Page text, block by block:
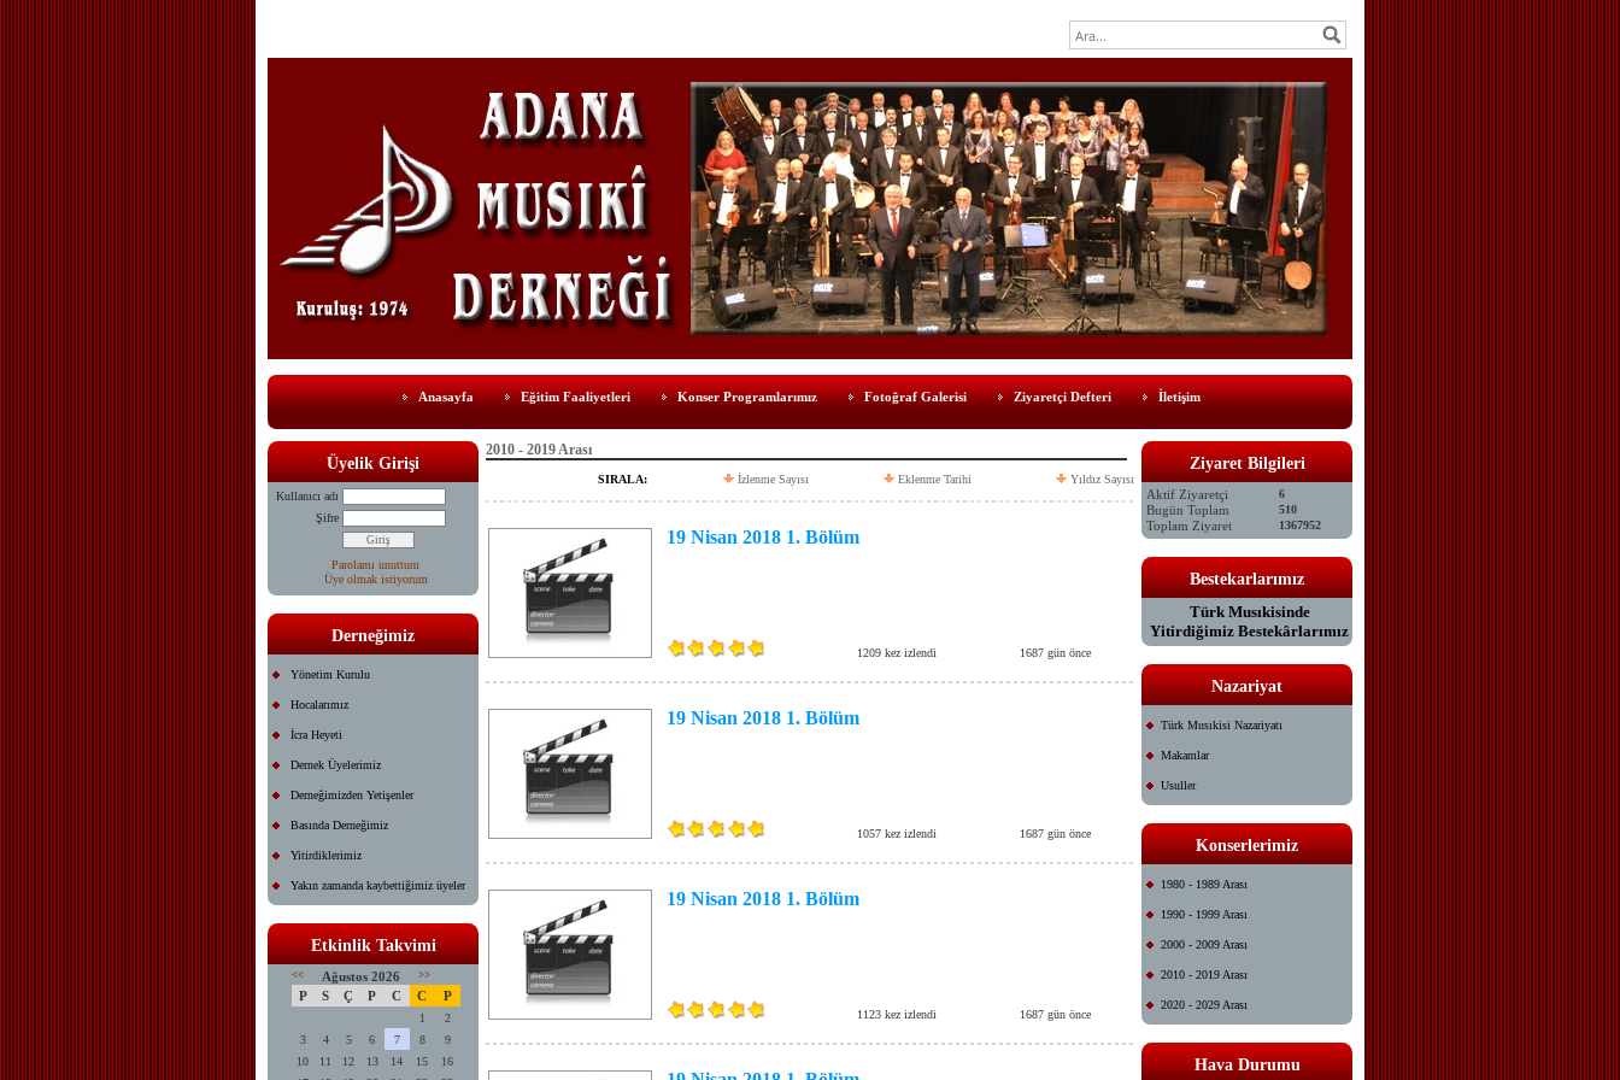
Anasayfa Eğitim Faaliyetleri Konser Programlarımız Fotoğraf Galerisi Ziyaretçi Defteri İletişim
Üyelik Girişi
Kullanıcı adı
Şifre
Parolamı unuttum
Üye olmak istiyorum
Derneğimiz
Yönetim Kurulu
Hocalarımız
İcra Heyeti
Dernek Üyelerimiz
Derneğimizden Yetişenler
Basında Derneğimiz
Yitirdiklerimiz
Yakın zamanda kaybettiğimiz üyeler
Etkinlik Takvimi
<< Ağustos 2026 >>
P S Ç P C C P
1
2
3
4 5 6 7 8
9
10
11 12 13 14 15
16
2010 - 2019 Arası
SIRALA: İzlenme Sayısı Eklenme Tarihi Yıldız Sayısı
19 Nisan 2018 1. Bölüm
1209 kez izlendi 1687 gün önce
19 Nisan 2018 1. Bölüm
1057 kez izlendi 1687 gün önce
19 Nisan 2018 1. Bölüm
1123 kez izlendi 1687 gün önce
Ziyaret Bilgileri
Aktif Ziyaretçi 6
Bugün Toplam 510
Toplam Ziyaret 1367952
Bestekarlarımız
Türk Musıkisinde
Yitirdiğimiz Bestekârlarımız
Nazariyat
Türk Musıkisi Nazariyatı
Makamlar
Usuller
Konserlerimiz
1980 - 1989 Arası
1990 - 1999 Arası
2000 - 2009 Arası
2010 - 2019 Arası
2020 - 2029 Arası
Hava Durumu